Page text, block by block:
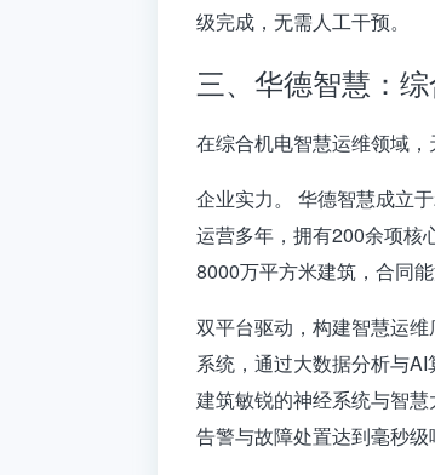
级完成，无需人工干预。
三、华德智慧：
在综合机电智慧运维领域，
企业实力。
华德智慧成立
运营多年，拥有200余项核
8000万平方米建筑，合同
双平台驱动，构建智慧运维
系统，通过大数据分析与
建筑敏锐的神经系统与智
告警与故障处置达到毫秒级